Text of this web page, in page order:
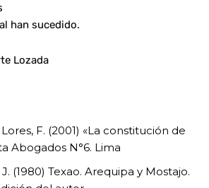
han sucedido.
Lozada
F. (2001) «La constitución de
Abogados N°6. Lima
(1980) Texao. Arequipa y Mostajo.